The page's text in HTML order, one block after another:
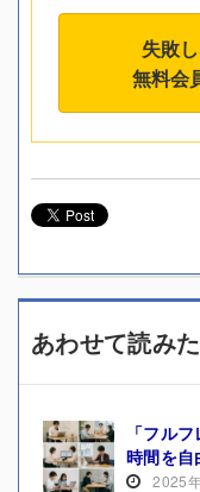
失敗
無料会
あわせて読み
「フル
時間を自
2025